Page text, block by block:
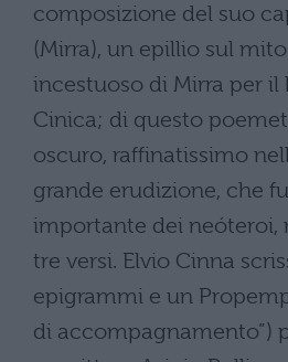
composizione del suo
(Mirra), un epillio sul
incestuoso di Mirra per il
Cinica; di questo
oscuro, raffinatissimo
grande erudizione, che
importante dei neóteroi,
tre versi. Elvio Cinna
epigrammi e un
di accompagnamento”)